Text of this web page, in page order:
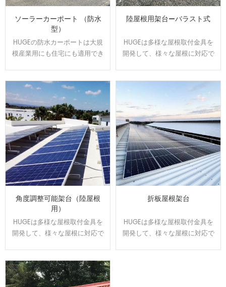
ソーラーカーポート （防水
型）
HUGEの防水カーポートは大規
模産業用にも住宅にも適用でき
になります。太陽光の発電力を
維持しながら、雨の日の水漏れ
に悩む事もなくなります。
陸屋根用架台—バラスト式
HUGEは多様な屋根取付金具を
開発して、様々な屋根に対応で
計、製造可能です。効率よく、
施工性に優れた架台です。
角度調整可能架台（陸屋根
用）
HUGEは多様な屋根取付金具を
開発して、様々な屋根に対応で
計、製造可能です。効率よく、
施工性に優れた架台です。
折板屋根架台
HUGEは多様な屋根取付金具を
開発して、様々な屋根に対応で